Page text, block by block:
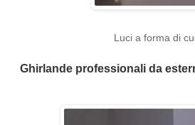
Luci a forma di
Ghirlande professionali da